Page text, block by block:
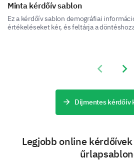
Phone Call
In-App Notifications
following statements:
I find the email
I would like more in-depth
Minta kérdőív sablon
Ez a kérdőív sablon demográfiai
értékeléseket kér, és feltárja a
Previous
Díjmentes kérdőív
Legjobb online